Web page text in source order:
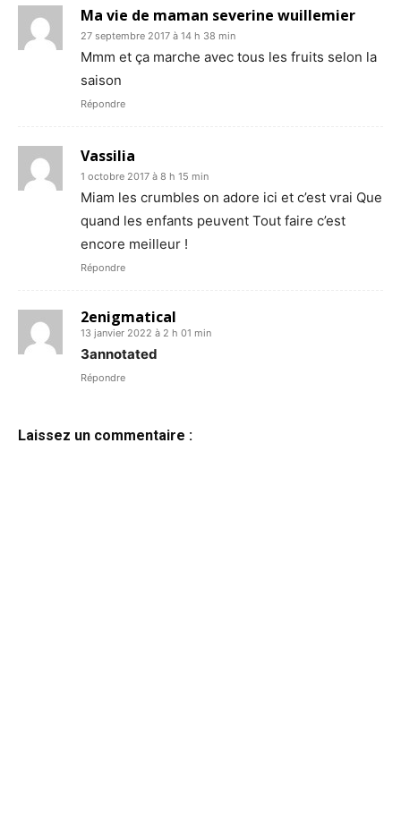
Ma vie de maman severine wuillemier
27 septembre 2017 à 14 h 38 min
Mmm et ça marche avec tous les fruits selon la
saison
Répondre
Vassilia
1 octobre 2017 à 8 h 15 min
Miam les crumbles on adore ici et c’est vrai Que
quand les enfants peuvent Tout faire c’est
encore meilleur !
Répondre
2enigmatical
13 janvier 2022 à 2 h 01 min
3annotated
Répondre
Laissez un commentaire :